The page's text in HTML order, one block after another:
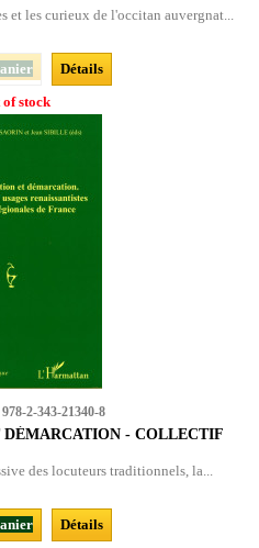
et les curieux de l'occitan auvergnat...
Détails
stock
978-2-343-21340-8
- COLLECTIF
des locuteurs traditionnels, la...
Détails